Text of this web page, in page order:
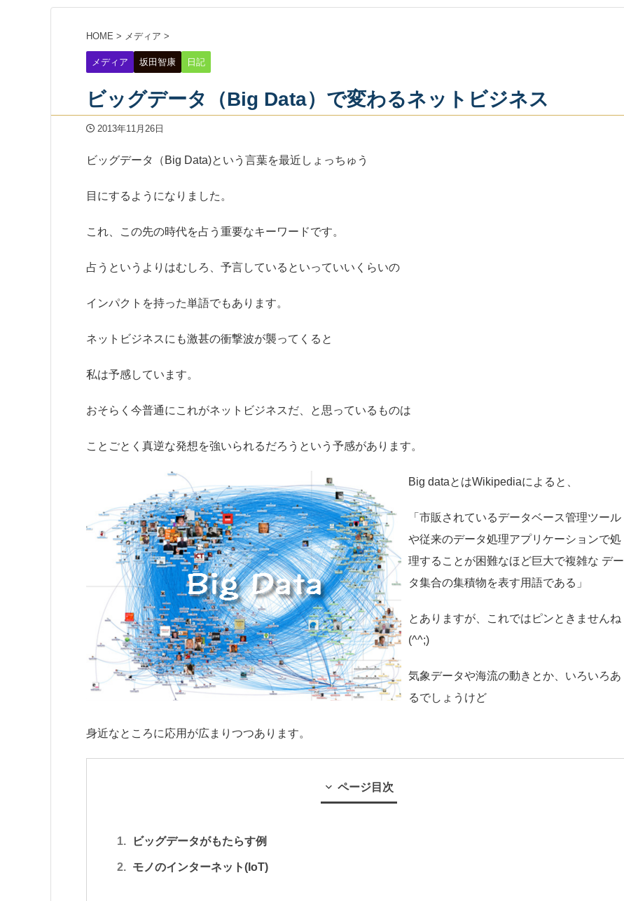
HOME > メディア >
メディア 坂田智康 日記
ビッグデータ（Big Data）で変わるネットビジネス
2013年11月26日
ビッグデータ（Big Data)という言葉を最近しょっちゅう
目にするようになりました。
これ、この先の時代を占う重要なキーワードです。
占うというよりはむしろ、予言しているといっていいくらいの
インパクトを持った単語でもあります。
ネットビジネスにも激甚の衝撃波が襲ってくると
私は予感しています。
おそらく今普通にこれがネットビジネスだ、と思っているものは
ことごとく真逆な発想を強いられるだろうという予感があります。
Big dataとはWikipediaによると、
「市販されているデータベース管理ツール
や従来のデータ処理アプリケーションで処
理することが困難なほど巨大で複雑な デー
タ集合の集積物を表す用語である」
とありますが、これではピンときませんね
(^^;)
気象データや海流の動きとか、いろいろあ
るでしょうけど
身近なところに応用が広まりつつあります。
ページ目次
ビッグデータがもたらす例
モノのインターネット(IoT)